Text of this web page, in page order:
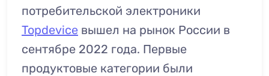
потребительской электроники
Topdevice вышел на рынок России в
сентябре 2022 года. Первые
продуктовые категории были